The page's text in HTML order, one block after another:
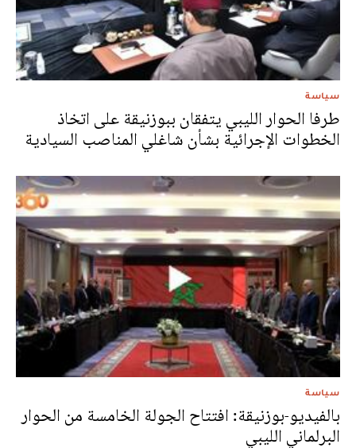
سياسة
طرفا الحوار الليبي يتفقان ببوزنيقة على اتخاذ
الخطوات الإجرائية بشأن شاغلي المناصب السيادية
سياسة
بالفيديو-بوزنيقة: افتتاح الجولة الخامسة من الحوار
البرلماني الليبي